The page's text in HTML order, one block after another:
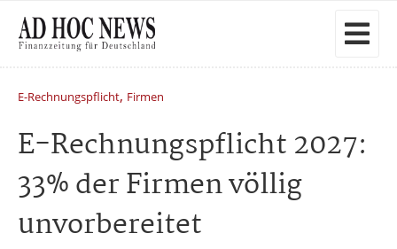
E-Rechnungspflicht, Firmen
E-Rechnungspflicht 2027:
33% der Firmen völlig
unvorbereitet